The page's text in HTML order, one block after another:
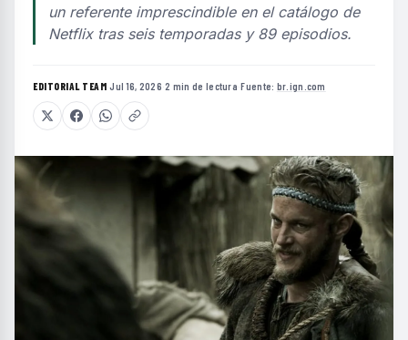
un referente imprescindible en el catálogo de
Netflix tras seis temporadas y 89 episodios.
EDITORIAL TEAM·Jul 16, 2026·2 min de lectura·Fuente: br.ign.com